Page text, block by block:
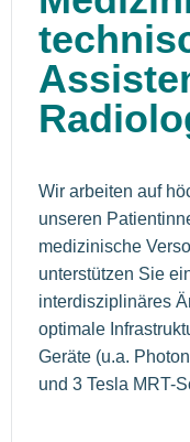
Wir arbeiten auf
unseren
medizinische
unterstützen Sie
interdisziplinäres
optimale
Geräte (u.a.
und 3 Tesla MRT-